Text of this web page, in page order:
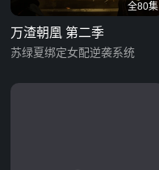
全80集
万渣朝凰 第二季
苏绿夏绑定女配逆袭系统